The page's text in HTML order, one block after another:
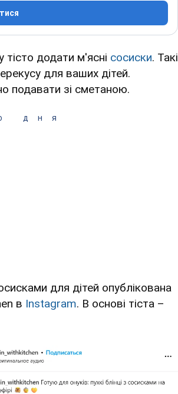
додати м'ясні сосиски. Такі
для ваших дітей.
подавати зі сметаною.
дня
для дітей опублікована
в Instagram. В основі тіста –